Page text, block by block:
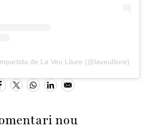
de La Veu Lliure (@laveulliure)
nou